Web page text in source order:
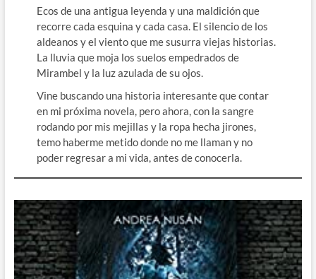
Ecos de una antigua leyenda y una maldición que
recorre cada esquina y cada casa. El silencio de los
aldeanos y el viento que me susurra viejas historias.
La lluvia que moja los suelos empedrados de
Mirambel y la luz azulada de su ojos.
Vine buscando una historia interesante que contar
en mi próxima novela, pero ahora, con la sangre
rodando por mis mejillas y la ropa hecha jirones,
temo haberme metido donde no me llaman y no
poder regresar a mi vida, antes de conocerla.